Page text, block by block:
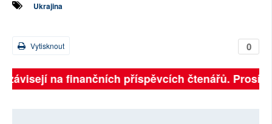
Ukrajina
0
Vytisknout
na finančních příspěvcích čtenářů.